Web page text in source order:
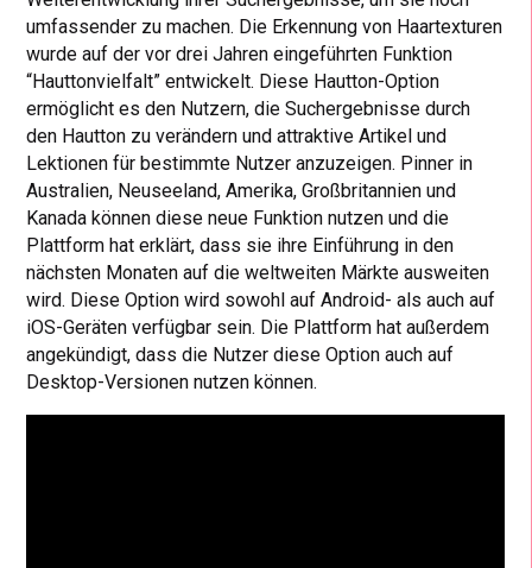
umfassender zu machen. Die Erkennung von Haartexturen
wurde auf der vor drei Jahren eingeführten Funktion
“Hauttonvielfalt” entwickelt. Diese Hautton-Option
ermöglicht es den Nutzern, die Suchergebnisse durch
den Hautton zu verändern und attraktive Artikel und
Lektionen für bestimmte Nutzer anzuzeigen. Pinner in
Australien, Neuseeland, Amerika, Großbritannien und
Kanada können diese neue Funktion nutzen und die
Plattform hat erklärt, dass sie ihre Einführung in den
nächsten Monaten auf die weltweiten Märkte ausweiten
wird. Diese Option wird sowohl auf Android- als auch auf
iOS-Geräten verfügbar sein. Die Plattform hat außerdem
angekündigt, dass die Nutzer diese Option auch auf
Desktop-Versionen nutzen können.